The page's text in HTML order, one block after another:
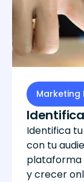
Marketing
Identifica
con tu
plataforma
y crecer